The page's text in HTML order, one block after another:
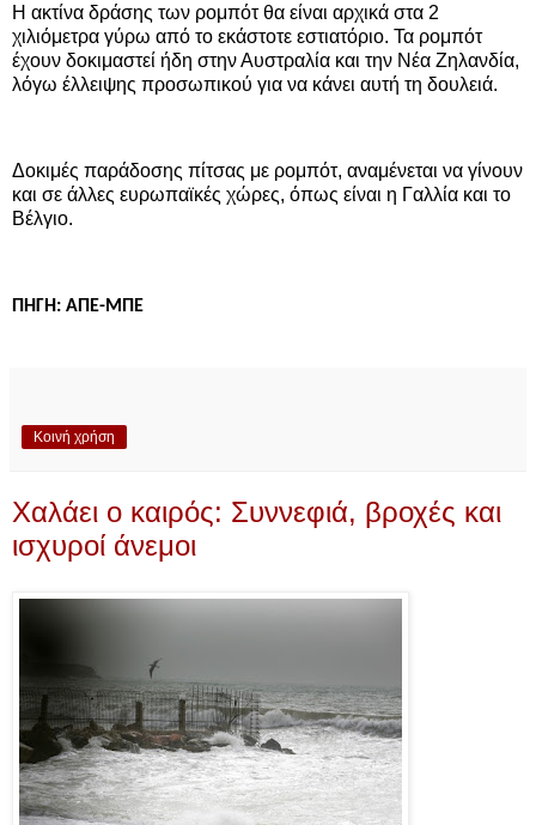
Η ακτίνα δράσης των ρομπότ θα είναι αρχικά στα 2
χιλιόμετρα γύρω από το εκάστοτε εστιατόριο. Τα ρομπότ
έχουν δοκιμαστεί ήδη στην Αυστραλία και την Νέα Ζηλανδία,
λόγω έλλειψης προσωπικού για να κάνει αυτή τη δουλειά.
Δοκιμές παράδοσης πίτσας με ρομπότ, αναμένεται να γίνουν
και σε άλλες ευρωπαϊκές χώρες, όπως είναι η Γαλλία και το
Βέλγιο.
ΠΗΓΗ: ΑΠΕ-ΜΠΕ
Κοινή χρήση
Χαλάει ο καιρός: Συννεφιά, βροχές και
ισχυροί άνεμοι